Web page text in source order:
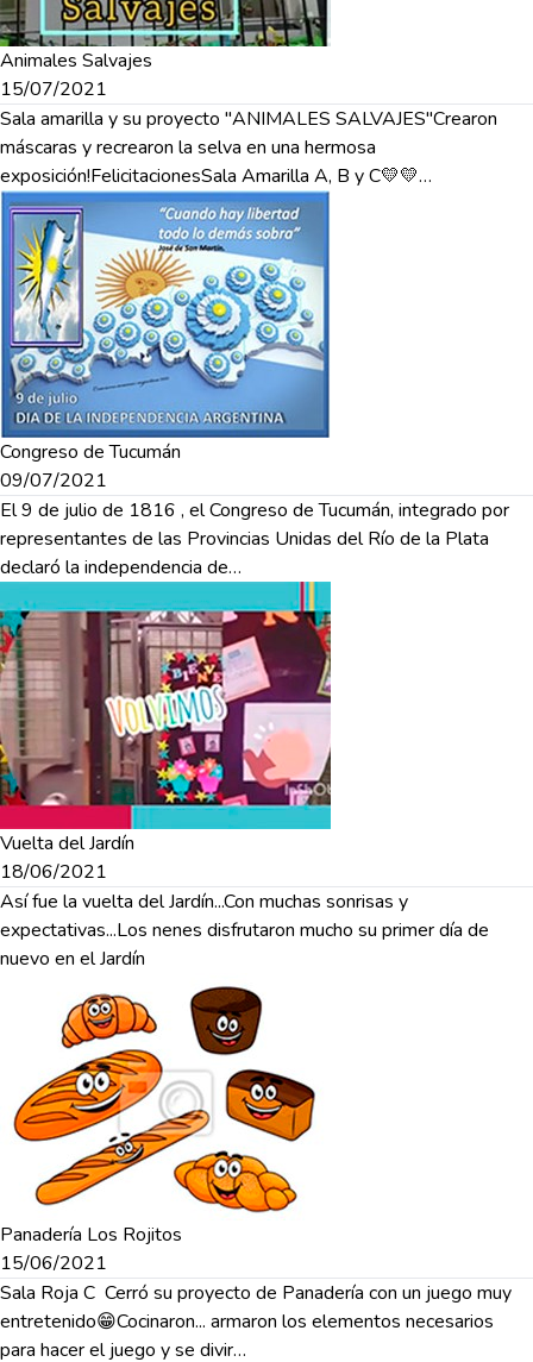
Animales Salvajes
15/07/2021
Sala amarilla y su proyecto "ANIMALES SALVAJES"Crearon
máscaras y recrearon la selva en una hermosa
exposición!FelicitacionesSala Amarilla A, B y C💛💛…
Congreso de Tucumán
09/07/2021
El 9 de julio de 1816 , el Congreso de Tucumán, integrado por
representantes de las Provincias Unidas del Río de la Plata
declaró la independencia de…
Vuelta del Jardín
18/06/2021
Así fue la vuelta del Jardín...Con muchas sonrisas y
expectativas...Los nenes disfrutaron mucho su primer día de
nuevo en el Jardín
Panadería Los Rojitos
15/06/2021
Sala Roja C Cerró su proyecto de Panadería con un juego muy
entretenido😁Cocinaron... armaron los elementos necesarios
para hacer el juego y se divir…